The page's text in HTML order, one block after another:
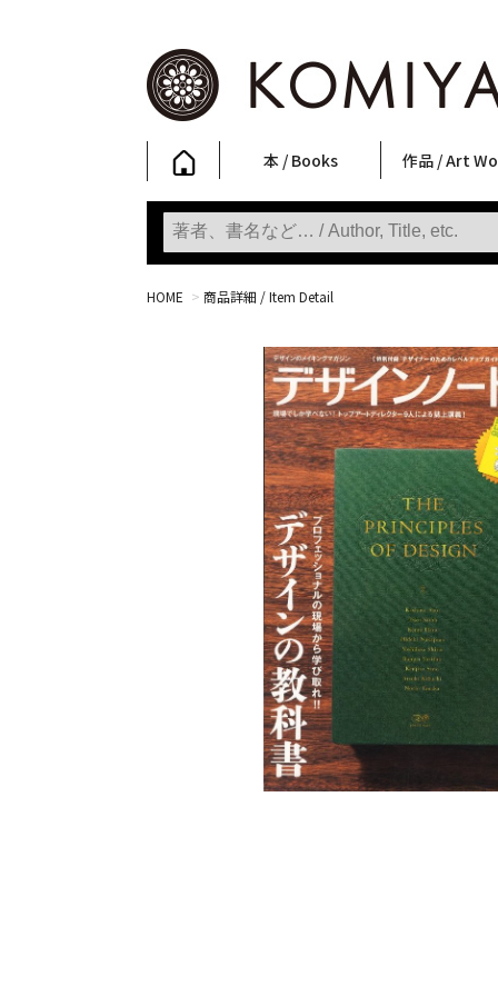
本 / Books
写真集
Photobooks
ファッション
Fashion
アート / 美術
Art
文学・人文
Literature & Humanities
日本文化
Japanese Culture
新刊
New Books
SALE
SALE
作品 / Art
フォトグラフ
Photography
ポスター
Posters
ストリートア
Street Art
立体・その他
Sculptures / etc
アートワーク
Art Works
Primary
KOMIYAMA
版画
Prints
HOME > 商品詳細 / Item Detail